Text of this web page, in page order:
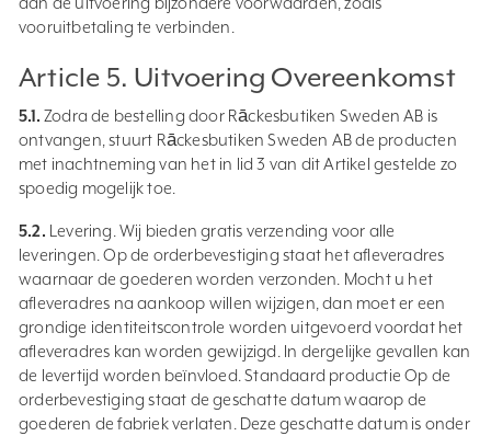
vooruitbetaling te verbinden.
Article 5. Uitvoering Overeenkomst
5.1. Zodra de bestelling door Rāckesbutiken Sweden AB is
ontvangen, stuurt Rāckesbutiken Sweden AB de producten
met inachtneming van het in lid 3 van dit Artikel gestelde zo
spoedig mogelijk toe.
5.2. Levering. Wij bieden gratis verzending voor alle
leveringen. Op de orderbevestiging staat het afleveradres
waarnaar de goederen worden verzonden. Mocht u het
afleveradres na aankoop willen wijzigen, dan moet er een
grondige identiteitscontrole worden uitgevoerd voordat het
afleveradres kan worden gewijzigd. In dergelijke gevallen kan
de levertijd worden beïnvloed. Standaard productie Op de
orderbevestiging staat de geschatte datum waarop de
goederen de fabriek verlaten. Deze geschatte datum is onder